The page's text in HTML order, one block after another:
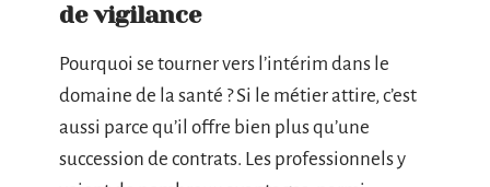
de vigilance
Pourquoi se tourner vers l’intérim dans le
domaine de la santé ? Si le métier attire, c’est
aussi parce qu’il offre bien plus qu’une
succession de contrats. Les professionnels y